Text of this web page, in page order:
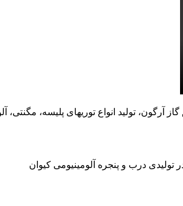
درب و پنجره آلومینیومی کیوان